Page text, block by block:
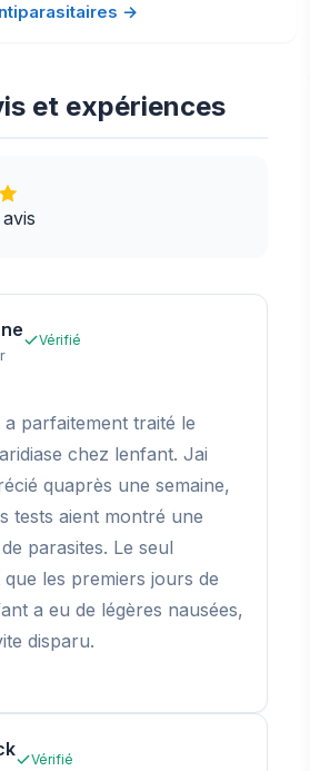
→
et expériences
Vérifié
a parfaitement traité le
chez lenfant. Jai
quaprès une semaine,
tests aient montré une
parasites. Le seul
les premiers jours de
a eu de légères nausées,
disparu.
Vérifié